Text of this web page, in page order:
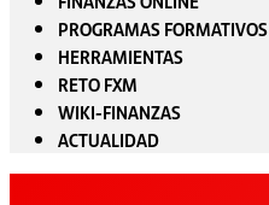
PROGRAMAS FORMATIVOS
HERRAMIENTAS
RETO FXM
WIKI-FINANZAS
ACTUALIDAD